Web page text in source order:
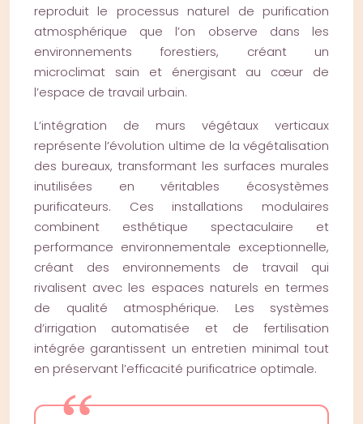
reproduit le processus naturel de purification
atmosphérique que l’on observe dans les
environnements forestiers, créant un
microclimat sain et énergisant au cœur de
l’espace de travail urbain.
L’intégration de murs végétaux verticaux
représente l’évolution ultime de la végétalisation
des bureaux, transformant les surfaces murales
inutilisées en véritables écosystèmes
purificateurs. Ces installations modulaires
combinent esthétique spectaculaire et
performance environnementale exceptionnelle,
créant des environnements de travail qui
rivalisent avec les espaces naturels en termes
de qualité atmosphérique. Les systèmes
d’irrigation automatisée et de fertilisation
intégrée garantissent un entretien minimal tout
en préservant l’efficacité purificatrice optimale.